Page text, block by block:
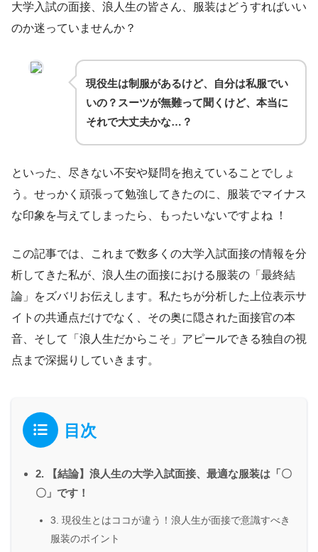
大学入試の面接、浪人生の皆さん、服装はどうすればいい
のか迷っていませんか？
現役生は制服があるけど、自分は私服でい
いの？スーツが無難って聞くけど、本当に
それで大丈夫かな…？
といった、尽きない不安や疑問を抱えていることでしょ
う。せっかく頑張って勉強してきたのに、服装でマイナス
な印象を与えてしまったら、もったいないですよね ！
この記事では、これまで数多くの大学入試面接の情報を分
析してきた私が、浪人生の面接における服装の「最終結
論」をズバリお伝えします。私たちが分析した上位表示サ
イトの共通点だけでなく、その奥に隠された面接官の本
音、そして「浪人生だからこそ」アピールできる独自の視
点まで深掘りしていきます。
目次
2. 【結論】浪人生の大学入試面接、最適な服装は「〇
〇」です！
3. 現役生とはココが違う！浪人生が面接で意識すべき
服装のポイント